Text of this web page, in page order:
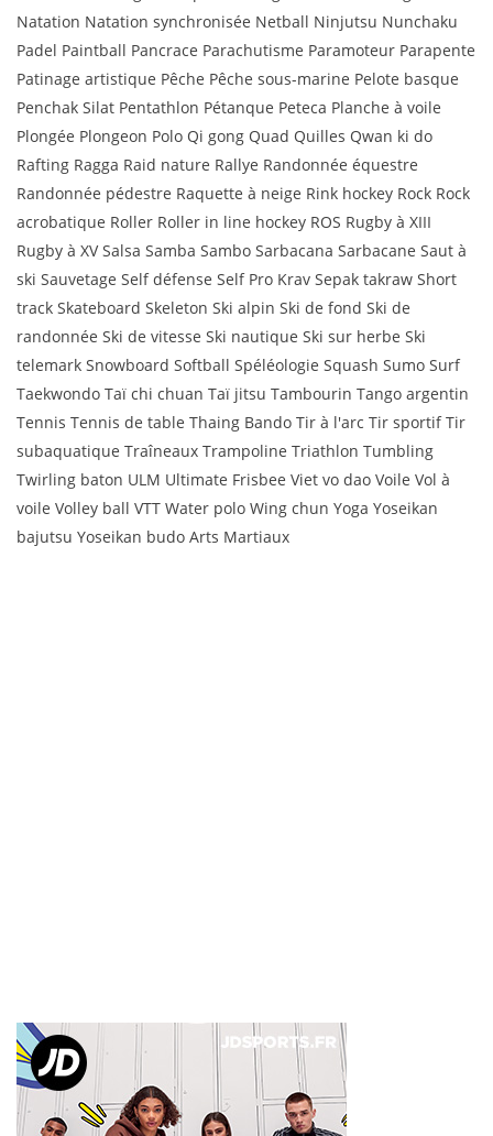
Natation Natation synchronisée Netball Ninjutsu Nunchaku
Padel Paintball Pancrace Parachutisme Paramoteur Parapente
Patinage artistique Pêche Pêche sous-marine Pelote basque
Penchak Silat Pentathlon Pétanque Peteca Planche à voile
Plongée Plongeon Polo Qi gong Quad Quilles Qwan ki do
Rafting Ragga Raid nature Rallye Randonnée équestre
Randonnée pédestre Raquette à neige Rink hockey Rock Rock
acrobatique Roller Roller in line hockey ROS Rugby à XIII
Rugby à XV Salsa Samba Sambo Sarbacana Sarbacane Saut à
ski Sauvetage Self défense Self Pro Krav Sepak takraw Short
track Skateboard Skeleton Ski alpin Ski de fond Ski de
randonnée Ski de vitesse Ski nautique Ski sur herbe Ski
telemark Snowboard Softball Spéléologie Squash Sumo Surf
Taekwondo Taï chi chuan Taï jitsu Tambourin Tango argentin
Tennis Tennis de table Thaing Bando Tir à l'arc Tir sportif Tir
subaquatique Traîneaux Trampoline Triathlon Tumbling
Twirling baton ULM Ultimate Frisbee Viet vo dao Voile Vol à
voile Volley ball VTT Water polo Wing chun Yoga Yoseikan
bajutsu Yoseikan budo Arts Martiaux